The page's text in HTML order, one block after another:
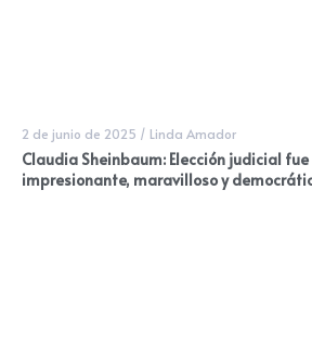
2 de junio de 2025 / Linda Amador
Claudia Sheinbaum: Elección judicial fue
impresionante, maravilloso y